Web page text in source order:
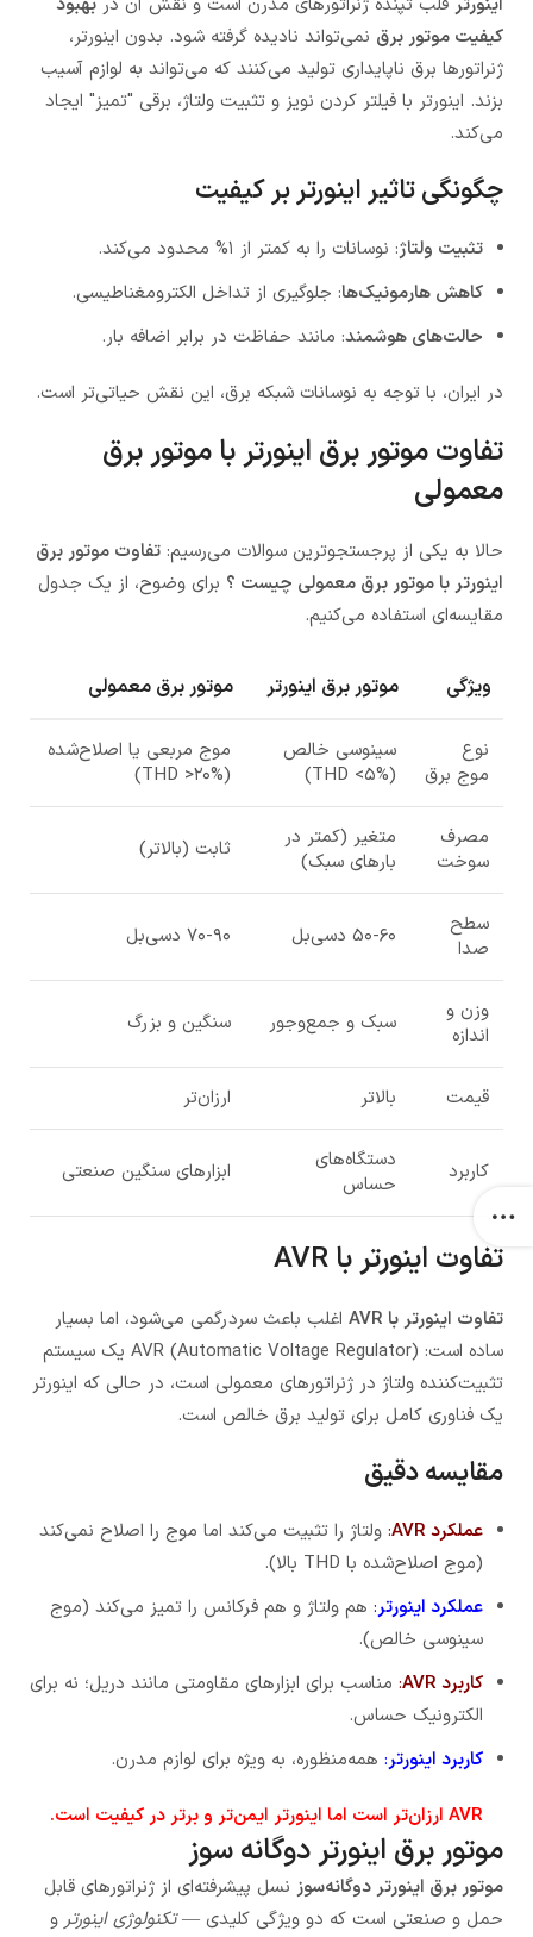
اینورتر قلب تپنده ژنراتورهای مدرن است و نقش آن در بهبود
کیفیت موتور برق نمی‌تواند نادیده گرفته شود. بدون اینورتر،
ژنراتورها برق ناپایداری تولید می‌کنند که می‌تواند به لوازم آسیب
بزند. اینورتر با فیلتر کردن نویز و تثبیت ولتاژ، برقی "تمیز" ایجاد
می‌کند.
چگونگی تاثیر اینورتر بر کیفیت
تثبیت ولتاژ: نوسانات را به کمتر از ۱% محدود می‌کند.
کاهش هارمونیک‌ها: جلوگیری از تداخل الکترومغناطیسی.
حالت‌های هوشمند: مانند حفاظت در برابر اضافه بار.
در ایران، با توجه به نوسانات شبکه برق، این نقش حیاتی‌تر است.
تفاوت موتور برق اینورتر با موتور برق
معمولی
حالا به یکی از پرجستجوترین سوالات می‌رسیم: تفاوت موتور برق
اینورتر با موتور برق معمولی چیست ؟ برای وضوح، از یک جدول
مقایسه‌ای استفاده می‌کنیم.
ویژگی موتور برق اینورتر موتور برق معمولی
نوع
موج برق
سینوسی خالص
(THD <۵%)
موج مربعی یا اصلاح‌شده
(THD >۲۰%)
مصرف
سوخت
متغیر (کمتر در
بارهای سبک)
ثابت (بالاتر)
سطح
صدا
۵۰-۶۰ دسی‌بل ۷۰-۹۰ دسی‌بل
وزن و
اندازه
سبک و جمع‌وجور سنگین و بزرگ
قیمت بالاتر ارزان‌تر
کاربرد
دستگاه‌های
حساس
ابزارهای سنگین صنعتی
تفاوت اینورتر با AVR
تفاوت اینورتر با AVR
اغلب باعث سردرگمی می‌شود، اما بسیار
ساده است: AVR (Automatic Voltage Regulator) یک سیستم
تثبیت‌کننده ولتاژ در ژنراتورهای معمولی است، در حالی که اینورتر
یک فناوری کامل برای تولید برق خالص است.
مقایسه دقیق
عملکرد AVR : ولتاژ را تثبیت می‌کند اما موج را اصلاح نمی‌کند
(موج اصلاح‌شده با THD بالا).
عملکرد اینورتر: هم ولتاژ و هم فرکانس را تمیز می‌کند (موج
سینوسی خالص).
کاربرد AVR
: مناسب برای ابزارهای مقاومتی مانند دریل؛ نه برای
الکترونیک حساس.
کاربرد اینورتر: همه‌منظوره، به ویژه برای لوازم مدرن.
AVR ارزان‌تر است اما اینورتر ایمن‌تر و برتر در کیفیت است.
موتور برق اینورتر دوگانه سوز
موتور برق اینورتر دوگانه‌سوز نسل پیشرفته‌ای از ژنراتورهای قابل
حمل و صنعتی است که دو ویژگی کلیدی —تکنولوژی اینورتر و